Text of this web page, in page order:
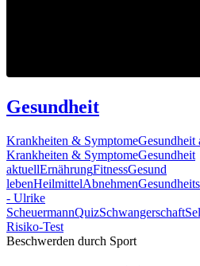
Gesundheit
Krankheiten & SymptomeGesundheit
Krankheiten & SymptomeGesundheit
aktuellErnährungFitnessGesund
lebenHeilmittelAbnehmen
- Ulrike
ScheuermannQuizSchwangerschaft
Risiko-Test
Beschwerden durch Sport